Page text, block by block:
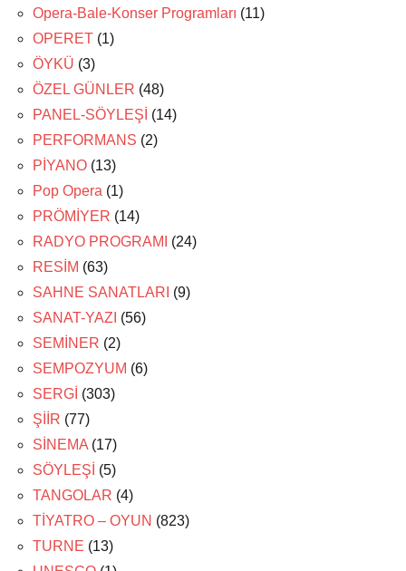
Opera-Bale-Konser Programları (11)
OPERET (1)
ÖYKÜ (3)
ÖZEL GÜNLER (48)
PANEL-SÖYLEŞİ (14)
PERFORMANS (2)
PİYANO (13)
Pop Opera (1)
PRÖMİYER (14)
RADYO PROGRAMI
(24)
RESİM (63)
SAHNE SANATLARI (9)
SANAT-YAZI (56)
SEMİNER (2)
SEMPOZYUM (6)
SERGİ (303)
ŞİİR (77)
SİNEMA (17)
SÖYLEŞİ (5)
TANGOLAR (4)
TİYATRO – OYUN (823)
TURNE (13)